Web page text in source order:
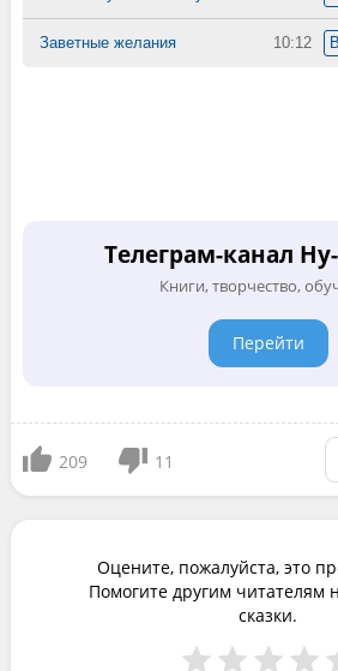
10:12
Заветные желания
Телеграм-канал
Книги, творчество,
Перейти
209 11
Оцените, пожалуйста, это
Помогите другим читателям
сказки.